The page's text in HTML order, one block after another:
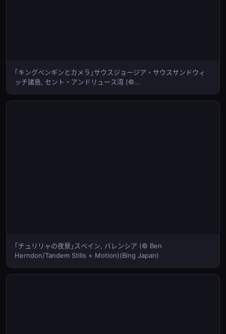
｢キングペンギンとカメラ｣サウスジョージア・サウスサンドウィ
ッチ諸島, セント・アンドリュース湾 (©
｢チュリリャの夜景｣スペイン, バレンシア (© Ben
Herndon/Tandem Stills + Motion)(Bing Japan)